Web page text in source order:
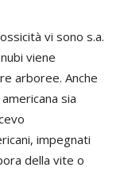
vi sono s.a.
viene
arboree. Anche
sia
impegnati
della vite o